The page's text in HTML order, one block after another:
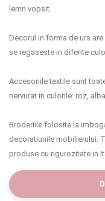
Politica de livrare si
Formular de retur
ANPC SAL
lemn vopsit.
Decorul in forma de urs
se regaseste in diferite
Accesoriile textile sunt
nervurat in culorile: roz,
Broderiile folosite la
decoratiunile mobilierului.
produse cu rigurozitate in